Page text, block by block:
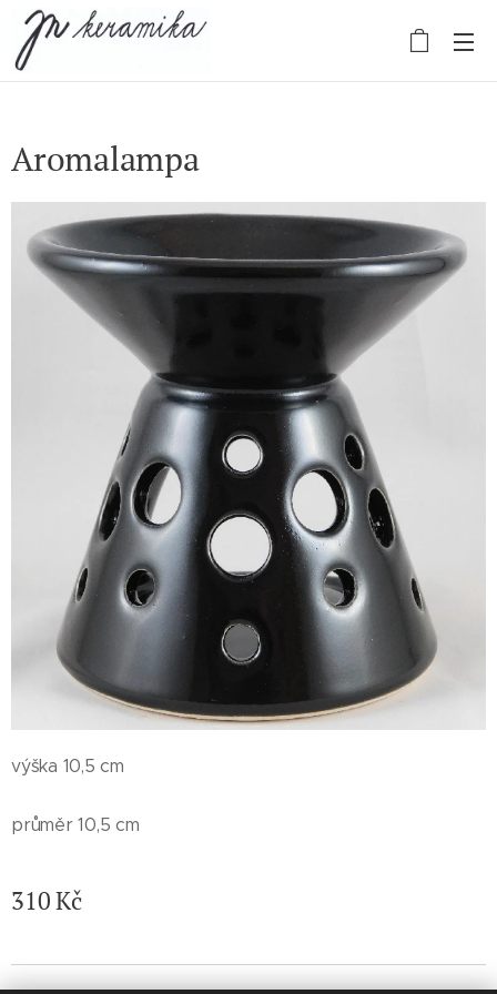
Aromalampa
výška 10,5 cm
průměr 10,5 cm
310Kč